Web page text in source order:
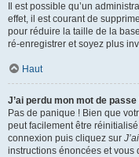
Il est possible qu’un
effet, il est courant de
pour réduire la taille de la
ré-enregistrer et soyez plus
Haut
J’ai perdu mon mot de passe
Pas de panique ! Bien que
peut facilement être
connexion puis cliquez sur
instructions énoncées et vous